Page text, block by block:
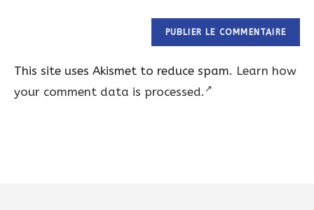
This site uses Akismet to reduce spam. Learn how
your comment data is processed.